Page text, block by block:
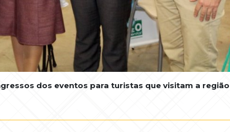
dos eventos para turistas que visitam a região